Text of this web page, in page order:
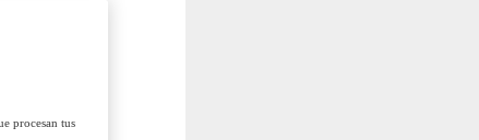
procesan tus